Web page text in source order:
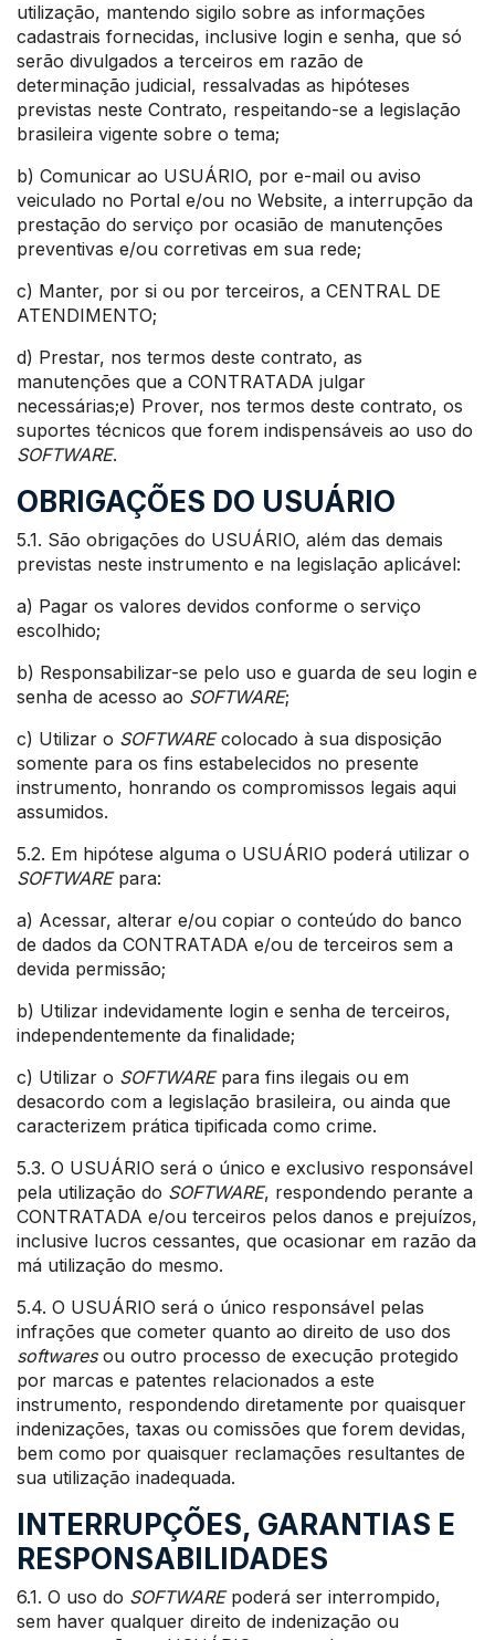
utilização, mantendo sigilo sobre as informações
cadastrais fornecidas, inclusive login e senha, que só
serão divulgados a terceiros em razão de
determinação judicial, ressalvadas as hipóteses
previstas neste Contrato, respeitando-se a legislação
brasileira vigente sobre o tema;
b) Comunicar ao USUÁRIO, por e-mail ou aviso
veiculado no Portal e/ou no Website, a interrupção da
prestação do serviço por ocasião de manutenções
preventivas e/ou corretivas em sua rede;
c) Manter, por si ou por terceiros, a CENTRAL DE
ATENDIMENTO;
d) Prestar, nos termos deste contrato, as
manutenções que a CONTRATADA julgar
necessárias;e) Prover, nos termos deste contrato, os
suportes técnicos que forem indispensáveis ao uso do
SOFTWARE.
OBRIGAÇÕES DO USUÁRIO
5.1. São obrigações do USUÁRIO, além das demais
previstas neste instrumento e na legislação aplicável:
a) Pagar os valores devidos conforme o serviço
escolhido;
b) Responsabilizar-se pelo uso e guarda de seu login e
senha de acesso ao SOFTWARE;
c) Utilizar o SOFTWAREcolocado à sua disposição
somente para os fins estabelecidos no presente
instrumento, honrando os compromissos legais aqui
assumidos.
5.2. Em hipótese alguma o USUÁRIO poderá utilizar o
SOFTWAREpara:
a) Acessar, alterar e/ou copiar o conteúdo do banco
de dados da CONTRATADA e/ou de terceiros sem a
devida permissão;
b) Utilizar indevidamente login e senha de terceiros,
independentemente da finalidade;
c) Utilizar o SOFTWAREpara fins ilegais ou em
desacordo com a legislação brasileira, ou ainda que
caracterizem prática tipificada como crime.
5.3. O USUÁRIO será o único e exclusivo responsável
pela utilização do SOFTWARE, respondendo perante a
CONTRATADA e/ou terceiros pelos danos e prejuízos,
inclusive lucros cessantes, que ocasionar em razão da
má utilização do mesmo.
5.4. O USUÁRIO será o único responsável pelas
infrações que cometer quanto ao direito de uso dos
softwaresou outro processo de execução protegido
por marcas e patentes relacionados a este
instrumento, respondendo diretamente por quaisquer
indenizações, taxas ou comissões que forem devidas,
bem como por quaisquer reclamações resultantes de
sua utilização inadequada.
INTERRUPÇÕES, GARANTIAS E
RESPONSABILIDADES
6.1. O uso do SOFTWAREpoderá ser interrompido,
sem haver qualquer direito de indenização ou